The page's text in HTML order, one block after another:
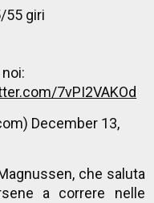
55 giri
7vPI2VAKOd
December 13,
che saluta
a correre nelle